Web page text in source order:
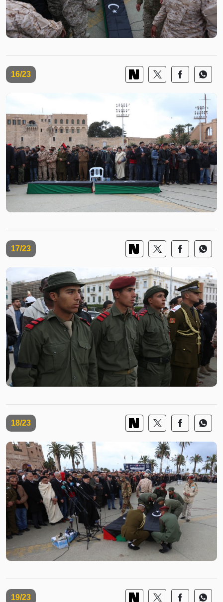
16/23
17/23
18/23
19/23